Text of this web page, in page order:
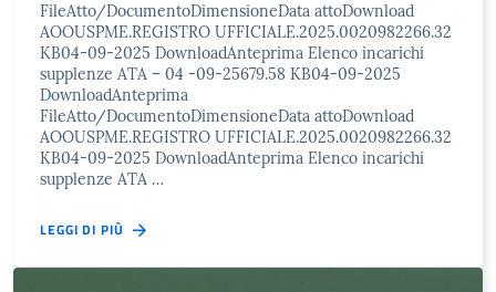
FileAtto/DocumentoDimensioneData attoDownload
AOOUSPME.REGISTRO UFFICIALE.2025.0020982266.32
KB04-09-2025 DownloadAnteprima Elenco incarichi
supplenze ATA – 04 -09-25679.58 KB04-09-2025
DownloadAnteprima
FileAtto/DocumentoDimensioneData attoDownload
AOOUSPME.REGISTRO UFFICIALE.2025.0020982266.32
KB04-09-2025 DownloadAnteprima Elenco incarichi
supplenze ATA …
LEGGI DI PIÙ